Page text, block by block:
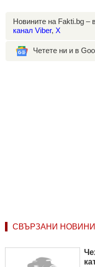
Новините на Fakti.bg –
канал Viber, X
Четете ни и в
СВЪРЗАНИ НОВИНИ